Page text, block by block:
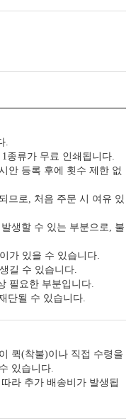
소형
주소, 연락처 등을 기재할
.
종류가 무료 인쇄됩니다.
안 등록 후에 횟수 제한 없
므로, 처음 주문 시 여유 있
생할 수 있는 부분으로, 불
가 있을 수 있습니다.
길 수 있습니다.
필요한 부분입니다.
단될 수 있습니다.
퀵(착불)이나 직접 수령을
있습니다.
라 추가 배송비가 발생됩